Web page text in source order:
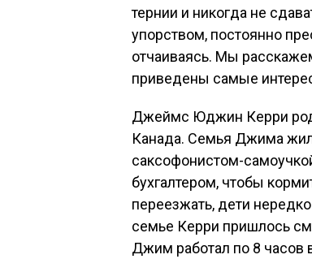
тернии и никогда не
упорством, постоянно
отчаиваясь. Мы
приведены самые
Джеймс Юджин Керри
Канада. Семья Джима
саксофонистом-
бухгалтером, чтобы
переезжать, дети
семье Керри пришлось
Джим работал по 8 часов